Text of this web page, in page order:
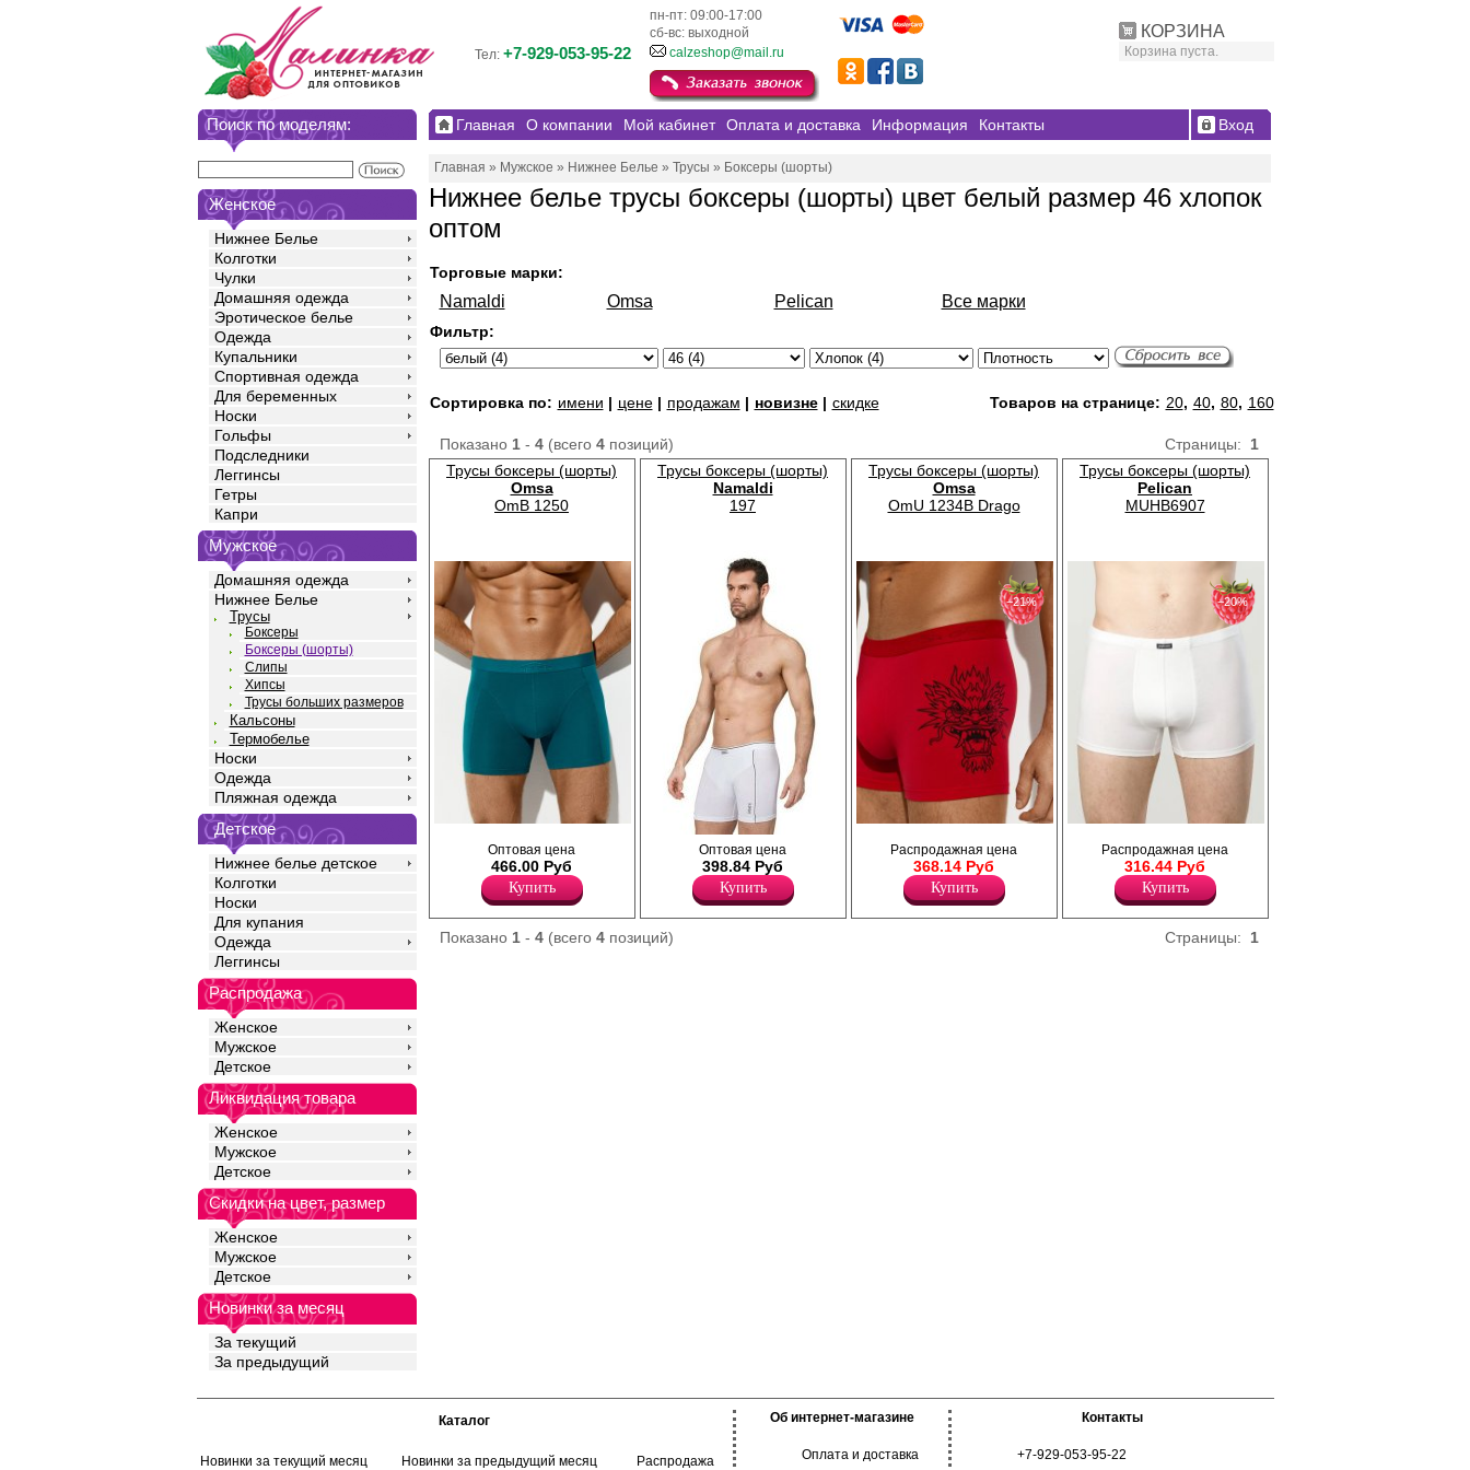
КОРЗИНА
Корзина пуста.
пн-пт: 09:00-17:00
сб-вс: выходной
Тел: +7-929-053-95-22 calzeshop@mail.ru
Поиск по моделям:
Женское
Нижнее Белье
Колготки
Чулки
Домашняя одежда
Эротическое белье
Одежда
Купальники
Спортивная одежда
Для беременных
Носки
Гольфы
Подследники
Леггинсы
Гетры
Капри
Мужское
Домашняя одежда
Нижнее Белье
Трусы
Боксеры
Боксеры (шорты)
Слипы
Хипсы
Трусы больших размеров
Кальсоны
Термобелье
Носки
Одежда
Пляжная одежда
Детское
Нижнее белье детское
Колготки
Носки
Для купания
Одежда
Леггинсы
Распродажа
Женское
Мужское
Детское
Ликвидация товара
Женское
Мужское
Детское
Скидки на цвет, размер
Женское
Мужское
Детское
Новинки за месяц
За текущий
За предыдущий
Главная О компании Мой кабинет Оплата и доставка Информация Контакты Вход
Главная » Мужское » Нижнее Белье » Трусы » Боксеры (шорты)
Нижнее белье трусы боксеры (шорты) цвет белый размер 46 хлопок
оптом
Торговые марки:
Namaldi Omsa Pelican Все марки
Фильтр:
Сортировка по: имени | цене| продажам | новизне| скидке Товаров на странице: 20, 40, 80, 160
Страницы: 1
Показано 1- 4(всего 4позиций)
Трусы боксеры (шорты)
Omsa
OmB 1250
силуэта, однотонные, длиной до середины
бедра, со средней линией талии, открытой
жаккардовой резинкой с фирменным
логотипом. Изготовлены из
высококачественного бамбука, который
хорошо пропускает воздух, поддерживает
оптимальный теплообмен, обладает
выраженный антибактериальный эффект и
добавлением эластана, повышающий
прочность и качество одежды, создавая
для ежедневного ношения, занятий
Хлопок 28%
Бамбук 68%
Эластан 4%
Оптовая цена
466.00 Руб
Купить
Трусы боксеры (шорты)
Namaldi
197
Боксеры мужские из модала и хлопка с
каймой, прилегающего силуэта, с
удлиненной ножкой.
Хлопок 46%
Модал 46%
Оптовая цена
398.84 Руб
Купить
Трусы боксеры (шорты)
Omsa
OmU 1234B Drago
Трусы боксеры мужские прилегающего
силуэта, средней линией талии,
профилированным гульфиком, открытой
брендированной резинкой, трендовым
принтом “Дракон”. Изготовлены из
высококачественного хлопка с
−21%
Распродажная цена
368.14 Руб
Купить
Трусы боксеры (шорты)
Pelican
MUHB6907
трикотажного полотна, прилегающего
силуэта, с профилированным гульфиком,
средней линией талии, на удобной
закрытой резинке. Изделия из
натурального хлопка подходят для
чувствительной кожи, летнего и зимнего
периода, длительное время не
−20%
Распродажная цена
316.44 Руб
Купить
Страницы: 1
Показано 1- 4(всего 4позиций)
Каталог
Новинки за текущий месяц Новинки за предыдущий месяц Распродажа
Об интернет-магазине
Оплата и доставка
Контакты
+7-929-053-95-22